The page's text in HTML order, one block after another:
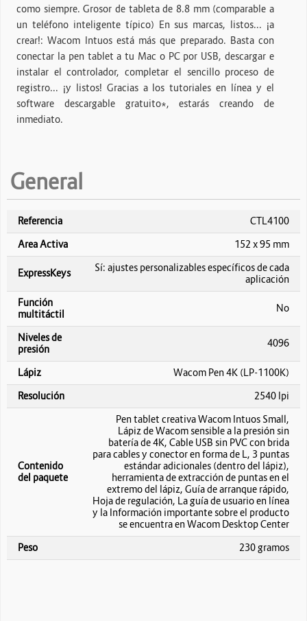
como siempre. Grosor de tableta de 8.8 mm (comparable a
un teléfono inteligente típico) En sus marcas, listos... ¡a
crear!: Wacom Intuos está más que preparado. Basta con
conectar la pen tablet a tu Mac o PC por USB, descargar e
instalar el controlador, completar el sencillo proceso de
registro... ¡y listos! Gracias a los tutoriales en línea y el
software descargable gratuito*, estarás creando de
inmediato.
General
Referencia
CTL4100
Area Activa
152 x 95 mm
ExpressKeys
Sí: ajustes personalizables específicos de cada
aplicación
Función
multitáctil
No
Niveles de
presión
4096
Lápiz
Wacom Pen 4K (LP-1100K)
Resolución
2540 lpi
Contenido
del paquete
Pen tablet creativa Wacom Intuos Small,
Lápiz de Wacom sensible a la presión sin
batería de 4K, Cable USB sin PVC con brida
para cables y conector en forma de L, 3 puntas
estándar adicionales (dentro del lápiz),
herramienta de extracción de puntas en el
extremo del lápiz, Guía de arranque rápido,
Hoja de regulación, La guía de usuario en línea
y la Información importante sobre el producto
se encuentra en Wacom Desktop Center
Peso
230 gramos